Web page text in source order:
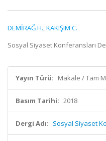
DEMİRAĞ H.,KAKIŞIM C.
Sosyal Siyaset Konferansları
Yayın Türü: Makale / Tam
Basım Tarihi: 2018
Dergi Adı: Sosyal Siyaset